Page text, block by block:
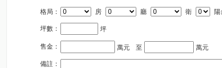
格局： 房 廳 衛 陽
坪數： 坪
售金： 萬元 至 萬元
備註：